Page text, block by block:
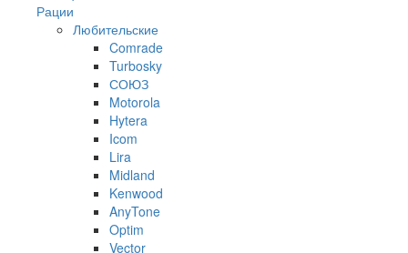
Рации
Любительские
Comrade
Turbosky
СОЮЗ
Motorola
Hytera
Icom
Lira
Midland
Kenwood
AnyTone
Optim
Vector